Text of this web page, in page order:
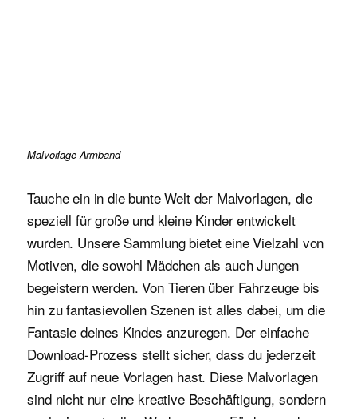
Malvorlage Armband
Tauche ein in die bunte Welt der Malvorlagen, die
speziell für große und kleine Kinder entwickelt
wurden. Unsere Sammlung bietet eine Vielzahl von
Motiven, die sowohl Mädchen als auch Jungen
begeistern werden. Von Tieren über Fahrzeuge bis
hin zu fantasievollen Szenen ist alles dabei, um die
Fantasie deines Kindes anzuregen. Der einfache
Download-Prozess stellt sicher, dass du jederzeit
Zugriff auf neue Vorlagen hast. Diese Malvorlagen
sind nicht nur eine kreative Beschäftigung, sondern